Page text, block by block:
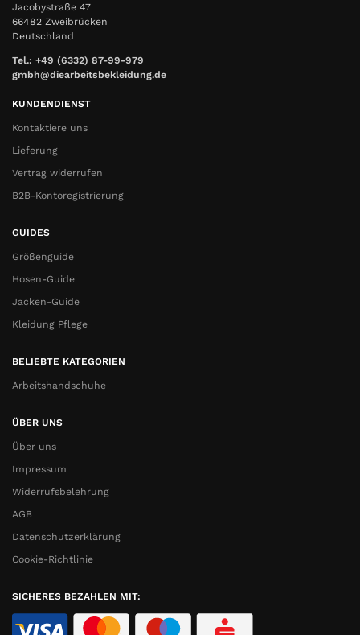
Jacobystraße 47
66482 Zweibrücken
Deutschland
Tel.: +49 (6332) 87-99-979
gmbh@diearbeitsbekleidung.de
KUNDENDIENST
Kontaktiere uns
Lieferung
Vertrag widerrufen
B2B-Kontoregistrierung
GUIDES
Größenguide
Hosen-Guide
Jacken-Guide
Kleidung Pflege
BELIEBTE KATEGORIEN
Arbeitshandschuhe
ÜBER UNS
Über uns
Impressum
Widerrufsbelehrung
AGB
Datenschutzerklärung
Cookie-Richtlinie
SICHERES BEZAHLEN MIT: